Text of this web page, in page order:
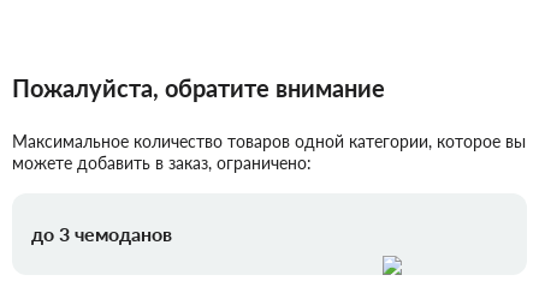
Пожалуйста, обратите внимание
Максимальное количество товаров одной категории, которое вы
можете добавить в заказ, ограничено:
до 3 чемоданов